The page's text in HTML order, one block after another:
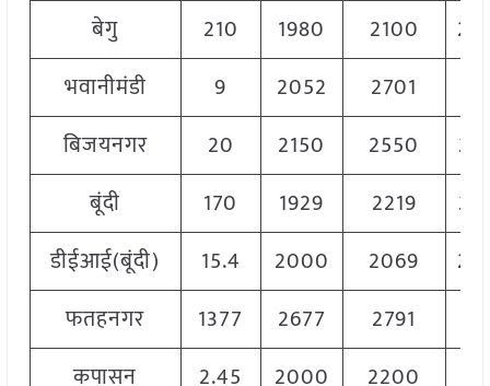
बेगु
210 1980 2100
भवानीमंडी
9 2052 2701
बिजयनगर
20 2150 2550
बूंदी
170 1929 2219
डीईआई(बूंदी)
15.4 2000 2069
फतहनगर
1377 2677 2791
कपासन
2.45 2000 2200